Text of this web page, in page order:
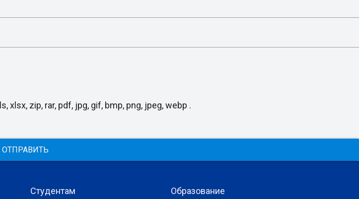
zip, rar, pdf, jpg, gif, bmp, png, jpeg, webp .
ОТПРАВИТЬ
Студентам Образование